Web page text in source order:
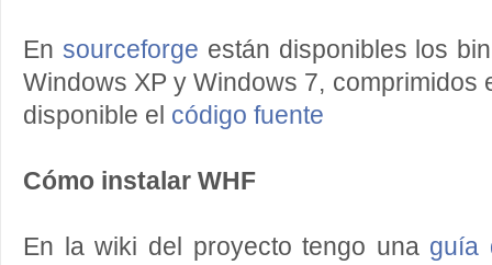
En sourceforge están disponibles los
Windows XP y Windows 7, comprimidos
disponible el código fuente
Cómo instalar WHF
En la wiki del proyecto tengo una guía